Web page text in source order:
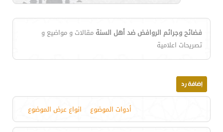
فضائح وجرائم الروافض ضد أهل السنة مقالات و مواضيع و
تصريحات اعلامية
أدوات الموضوع انواع عرض الموضوع